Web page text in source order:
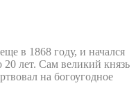
в 1868 году, и начался
20 лет. Сам великий князь
на богоугодное